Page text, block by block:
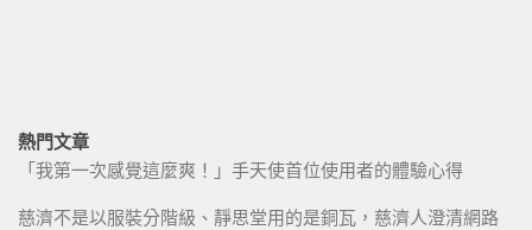
熱門文章
「我第一次感覺這麼爽！」手天使首位使用者的體驗心得
慈濟不是以服裝分階級、靜思堂用的是銅瓦，慈濟人澄清網路